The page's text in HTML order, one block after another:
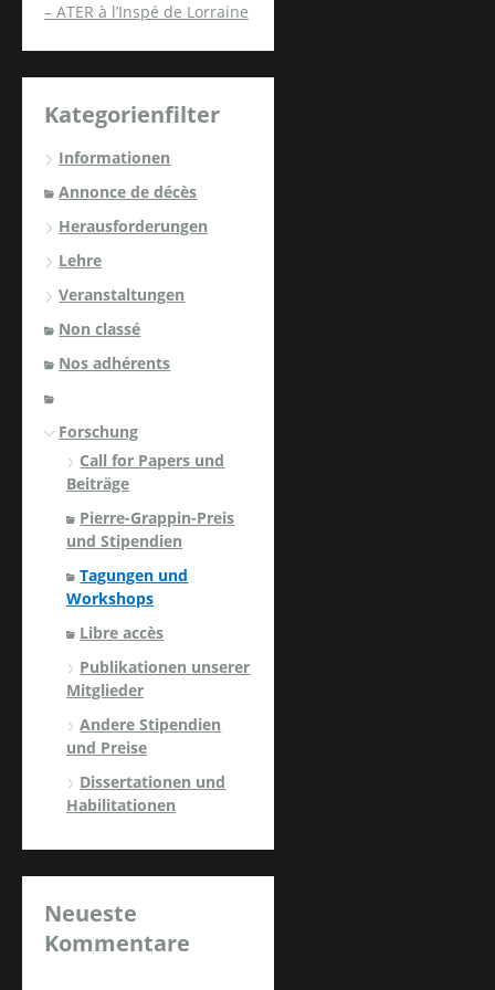
– ATER à l’Inspé de Lorraine
Kategorienfilter
Informationen
Annonce de décès
Herausforderungen
Lehre
Veranstaltungen
Non classé
Nos adhérents
Forschung
Call for Papers und
Beiträge
Pierre-Grappin-Preis
und Stipendien
Tagungen und
Workshops
Libre accès
Publikationen unserer
Mitglieder
Andere Stipendien
und Preise
Dissertationen und
Habilitationen
Neueste
Kommentare